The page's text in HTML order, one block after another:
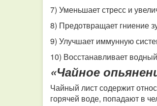
7) Уменьшает стресс и
8) Предотвращает гниение
9) Улучшает иммунную
10) Восстанавливает
«Чайное
Чайный лист содержит
горячей воде, попадают в